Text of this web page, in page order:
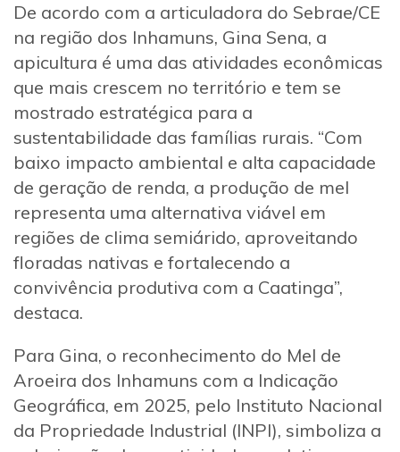
De acordo com a articuladora do Sebrae/CE
na região dos Inhamuns, Gina Sena, a
apicultura é uma das atividades econômicas
que mais crescem no território e tem se
mostrado estratégica para a
sustentabilidade das famílias rurais. “Com
baixo impacto ambiental e alta capacidade
de geração de renda, a produção de mel
representa uma alternativa viável em
regiões de clima semiárido, aproveitando
floradas nativas e fortalecendo a
convivência produtiva com a Caatinga”,
destaca.
Para Gina, o reconhecimento do Mel de
Aroeira dos Inhamuns com a Indicação
Geográfica, em 2025, pelo Instituto Nacional
da Propriedade Industrial (INPI), simboliza a